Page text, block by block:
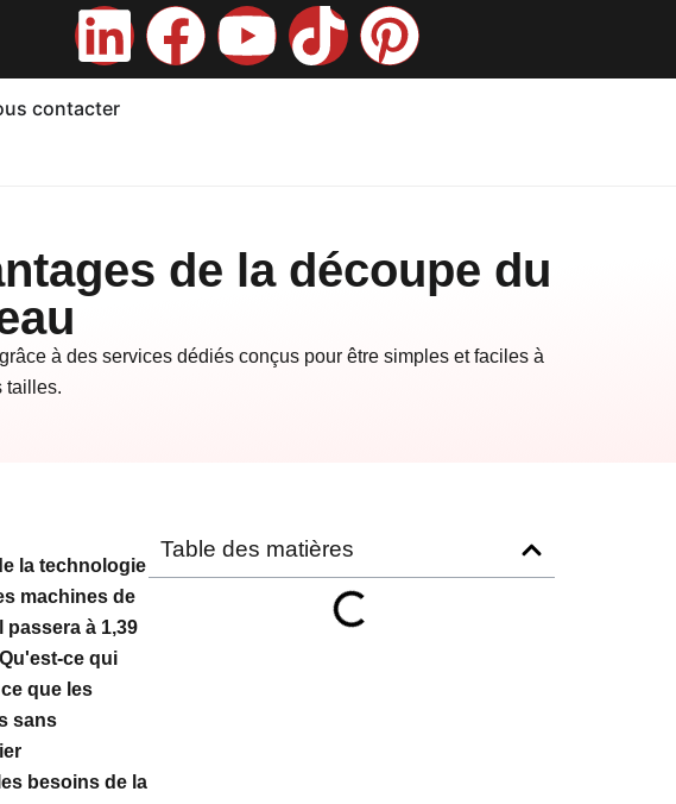
contacter
de la découpe du
à des services dédiés conçus pour être simples et faciles à
tailles.
Table des matières
la technologie
machines de
à 1,39
ce qui
que les
sans
besoins de la